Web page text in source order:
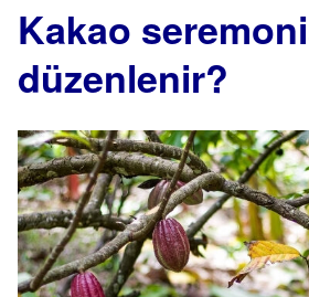
Kakao
düzenlenir?